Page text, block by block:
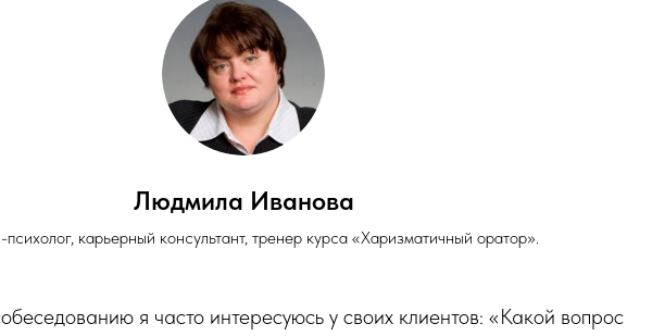
Людмила Иванова
карьерный консультант, тренер курса «Харизматичный оратор».
я часто интересуюсь у своих клиентов: «Какой вопрос